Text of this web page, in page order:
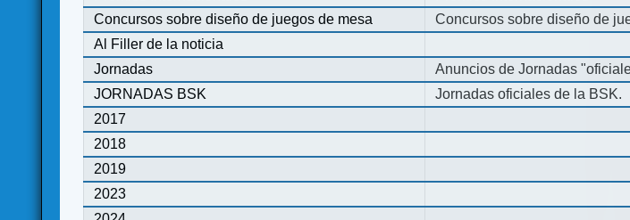
Concursos sobre diseño de juegos de mesa
Concursos sobre diseño de
Al Filler de la noticia
Jornadas
Anuncios de Jornadas
JORNADAS BSK
Jornadas oficiales de la BSK.
2017
2018
2019
2023